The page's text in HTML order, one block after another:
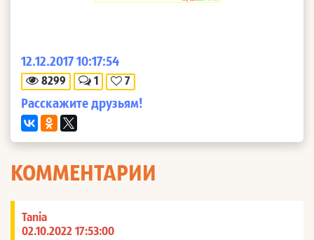
12.12.2017 10:17:54
8299 1 7
Расскажите друзьям!
КОММЕНТАРИИ
Tania
02.10.2022 17:53:00